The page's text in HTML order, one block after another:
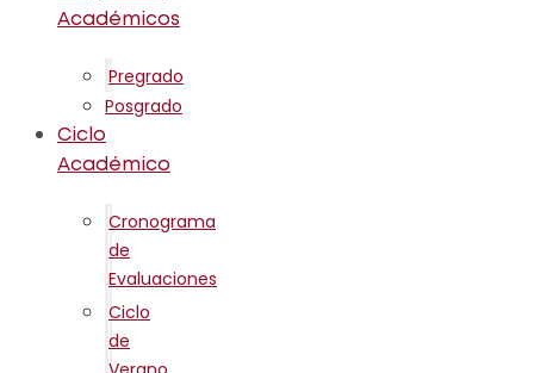
Académicos
Pregrado
Posgrado
Ciclo
Académico
Cronograma
de
Evaluaciones
Ciclo
de